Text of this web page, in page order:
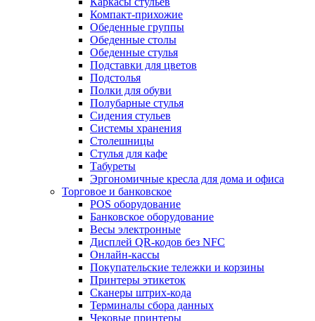
Компакт-прихожие
Обеденные группы
Обеденные столы
Обеденные стулья
Подставки для цветов
Подстолья
Полки для обуви
Полубарные стулья
Сидения стульев
Системы хранения
Столешницы
Стулья для кафе
Табуреты
Эргономичные кресла для дома и офиса
Торговое и банковское
POS оборудование
Банковское оборудование
Весы электронные
Дисплей QR-кодов без NFC
Онлайн-кассы
Покупательские тележки и корзины
Принтеры этикеток
Сканеры штрих-кода
Терминалы сбора данных
Чековые принтеры